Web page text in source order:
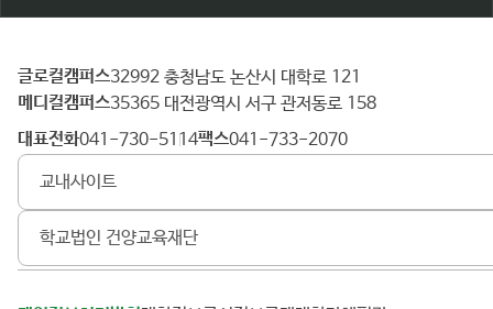
건
양
대
학
글로컬캠퍼스 32992 충청남도 논산시 대학로 121
메디컬캠퍼스 35365 대전광역시 서구 관저동로 158
대표전화 041-730-5114 팩스 041-733-2070
교내사이트
학교법인 건양교육재단